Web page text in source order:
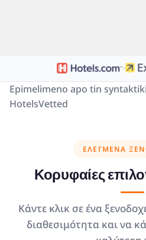
·
Epimelimeno apo tin
HotelsVetted
ΕΛΕΓΜΈΝΑ
Κορυφαίες
Κάντε κλικ σε ένα
διαθεσιμότητα και να